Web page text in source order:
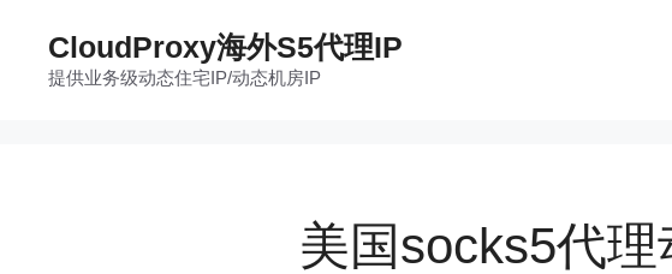
CloudProxy海外S5代理IP
提供业务级动态住宅IP/动态机房IP
美国socks5代理